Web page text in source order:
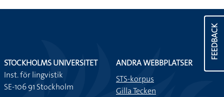
FEEDBACK
STOCKHOLMS UNIVERSITET
Inst. för lingvistik
SE-106 91 Stockholm
ANDRA WEBBPLATSER
STS-korpus
Gilla Tecken